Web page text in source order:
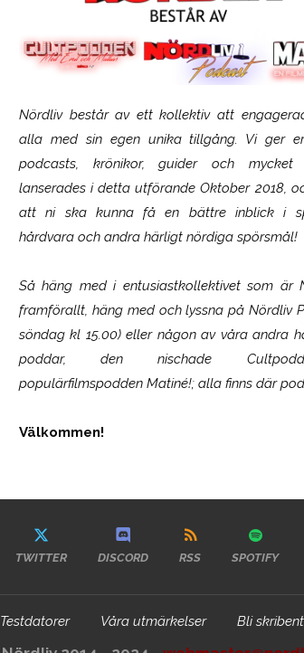
Nördliv består av ett kollektiv att
alla med sin egen unika tillgång. Vi ger er
podcasts, krönikor, guider och mycket
lanserades i detta utförande Oktober 2018,
att ni ska kunna få en bättre inblick i
hårdvara och andra härligt nördiga spörsmål!
Så häng med i entusiastkollektivet som är
framförallt, häng med och lyssna på Nördliv
söndag kl 15.00) eller någon av våra andra
poddar, den nischade
populärfilmspodden Matiné!; alla finns där
Välkommen!
SCUF Gaming
TWITTER DISCORD RSS SPOTIFY
Testdatorer Våra utmärkelser Bli